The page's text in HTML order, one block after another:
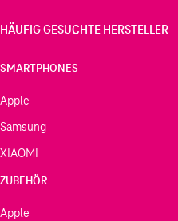
HÄUFIG GESUCHTE HERSTELLER
SMARTPHONES
Apple
Samsung
XIAOMI
ZUBEHÖR
Apple